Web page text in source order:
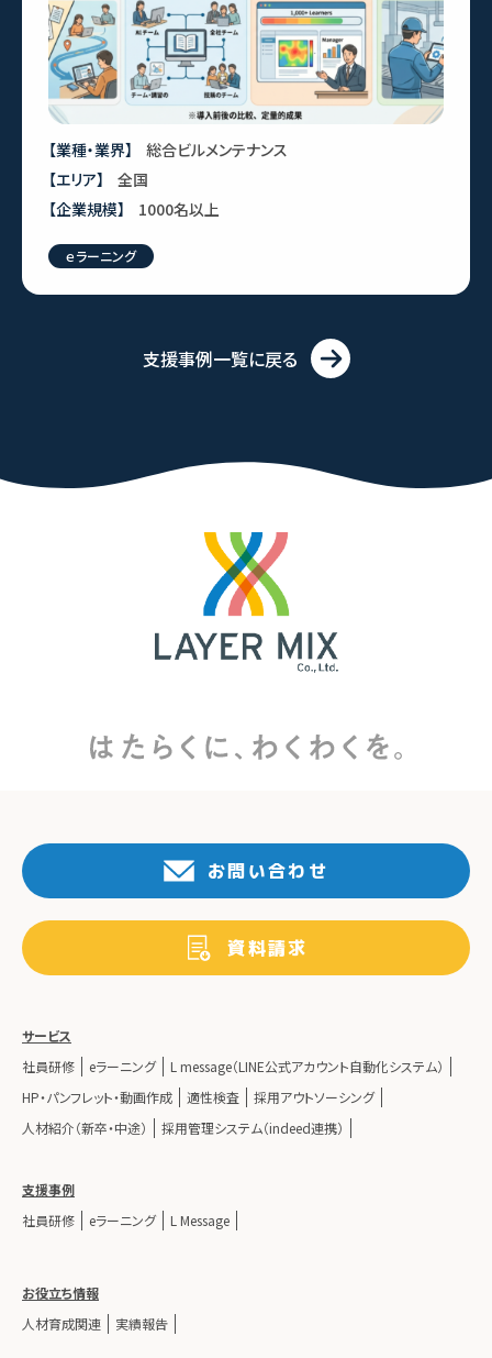
【業種・業界】
総合ビルメンテナンス
【エリア】
全国
【企業規模】
1000名以上
ｅラーニング
支援事例一覧に戻る
サービス
社員研修
eラーニング
L message（LINE公式アカウント自動化システム）
HP・パンフレット・動画作成
適性検査
採用アウトソーシング
人材紹介（新卒・中途）
採用管理システム（indeed連携）
支援事例
社員研修
eラーニング L Message
お役立ち情報
人材育成関連
実績報告
お問い合わせ
資料請求